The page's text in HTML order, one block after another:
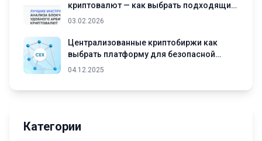
криптовалют — как выбрать подходящий
инструмент
03.02.2026
Централизованные криптобиржи как
выбрать платформу для безопасной
торговли криптовалютами
04.12.2025
Категории